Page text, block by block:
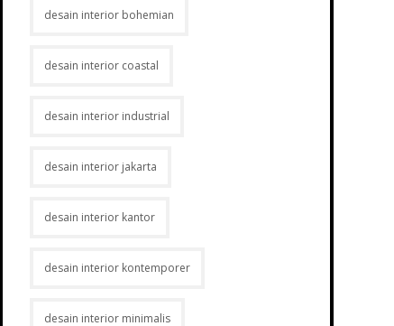
desain interior bohemian
desain interior coastal
desain interior industrial
desain interior jakarta
desain interior kantor
desain interior kontemporer
desain interior minimalis